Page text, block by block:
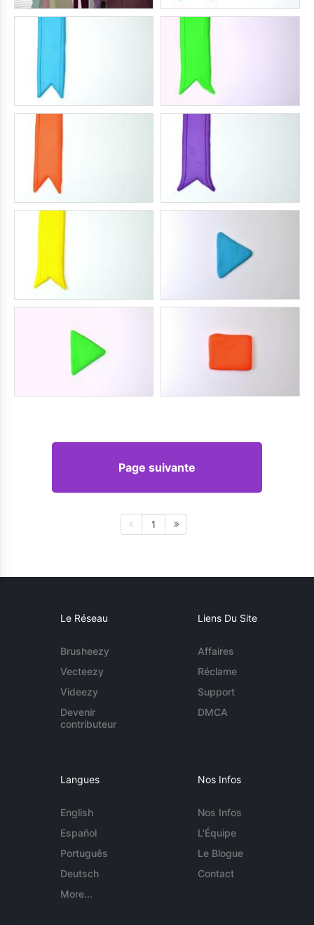
Page suivante
1
Le Réseau
Brusheezy
Vecteezy
Videezy
Devenir
contributeur
Liens Du Site
Affaires
Réclame
Support
DMCA
Langues
English
Español
Português
Deutsch
More...
Nos Infos
Nos Infos
L'Équipe
Le Blogue
Contact